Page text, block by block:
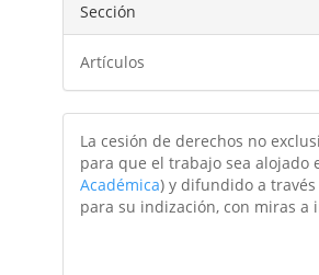
Sección
Artículos
La cesión de derechos no
para que el trabajo sea alojado
Académica) y difundido a
para su indización, con miras